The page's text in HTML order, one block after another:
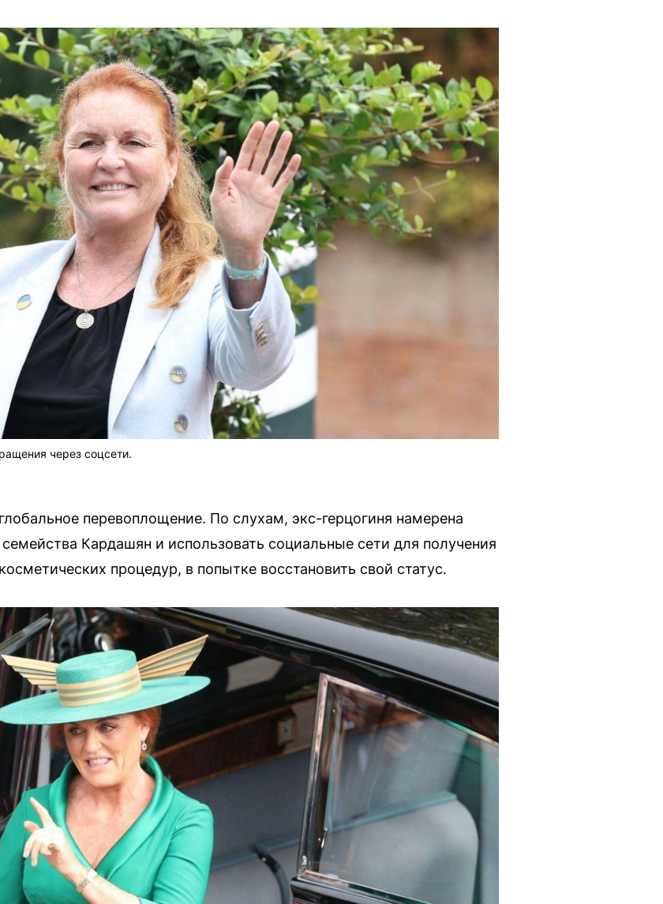
через соцсети.
перевоплощение. По слухам, экс-герцогиня намерена
семейства Кардашян и использовать социальные сети для получения
процедур, в попытке восстановить свой статус.